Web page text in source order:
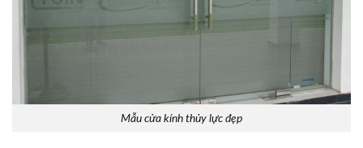
Mẫu cửa kính thủy lực đẹp